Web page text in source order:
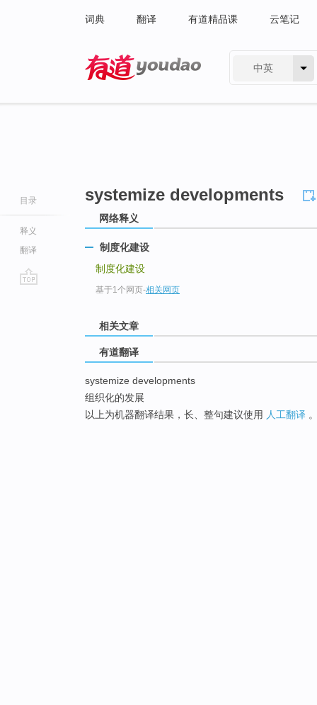
词典 翻译 有道精品课 云笔记
中英
目录
释义
翻译
systemize developments
网络释义
制度化建设
制度化建设
基于1个网页-相关网页
相关文章
有道翻译
systemize developments
组织化的发展
以上为机器翻译结果，长、整句建议使用 人工翻译